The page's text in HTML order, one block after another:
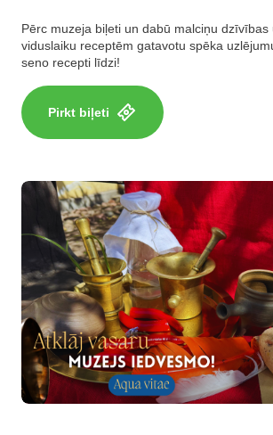
Pērc muzeja biļeti un dabū malciņu dzīvības
viduslaiku receptēm gatavotu spēka
seno recepti līdzi!
Pirkt biļeti